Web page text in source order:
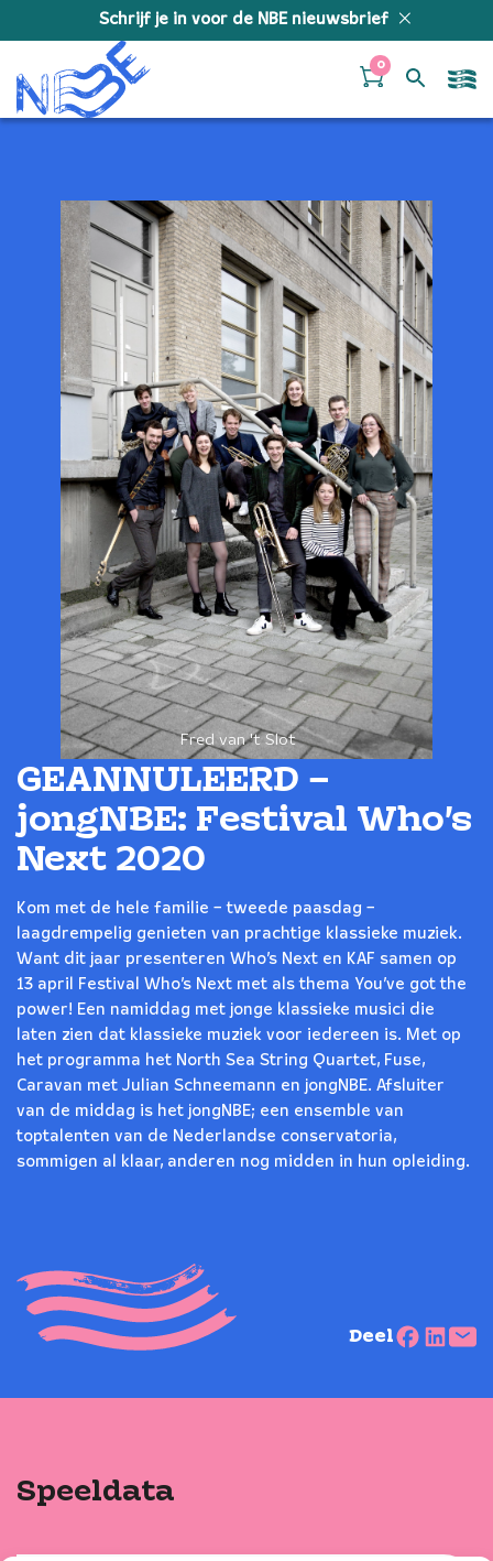
Schrijf je in voor de NBE nieuwsbrief
0
Fred van 't Slot
GEANNULEERD –
jongNBE: Festival Who’s
Next 2020
Kom met de hele familie – tweede paasdag –
laagdrempelig genieten van prachtige klassieke muziek.
Want dit jaar presenteren Who’s Next en KAF samen op
13 april Festival Who’s Next met als thema You’ve got the
power! Een namiddag met jonge klassieke musici die
laten zien dat klassieke muziek voor iedereen is. Met op
het programma het North Sea String Quartet, Fuse,
Caravan met Julian Schneemann en jongNBE. Afsluiter
van de middag is het jongNBE; een ensemble van
toptalenten van de Nederlandse conservatoria,
sommigen al klaar, anderen nog midden in hun opleiding.
Deel
Speeldata